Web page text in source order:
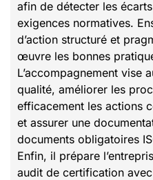
afin de détecter les
exigences normatives.
d’action structuré et
œuvre les bonnes
L’accompagnement vise
qualité, améliorer les
efficacement les actions
et assurer une
documents obligatoires
Enfin, il prépare
audit de certification